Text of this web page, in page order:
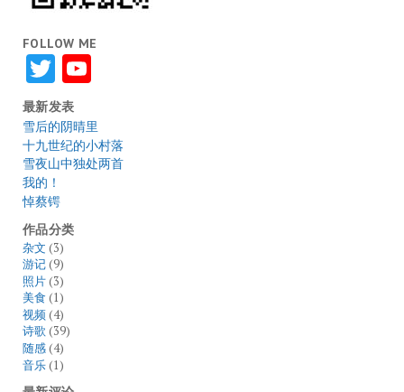
FOLLOW ME
TwitterYouTube
最新发表
雪后的阴晴里
十九世纪的小村落
雪夜山中独处两首
我的！
悼蔡锷
作品分类
杂文 (3)
游记(9)
照片(3)
美食 (1)
视频(4)
诗歌(39)
随感(4)
音乐(1)